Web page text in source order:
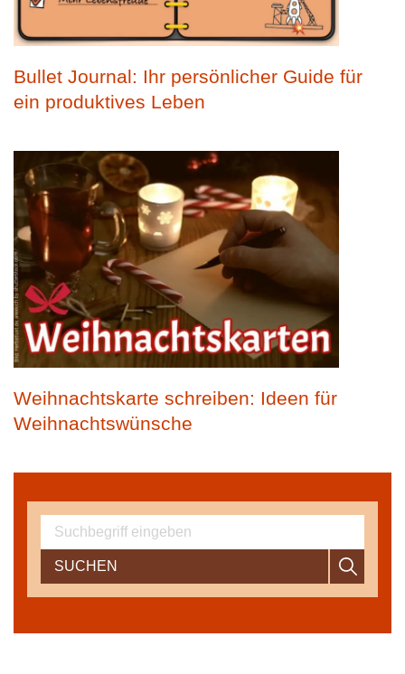
Bullet Journal: Ihr persönlicher Guide für
ein produktives Leben
Weihnachtskarte schreiben: Ideen für
Weihnachtswünsche
SUCHEN